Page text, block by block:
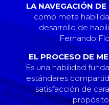
LA NAVEGACIÓN
como meta
desarrollo de
Fernando
EL PROCESO DE
Es una habilidad
estándares
satisfacción de